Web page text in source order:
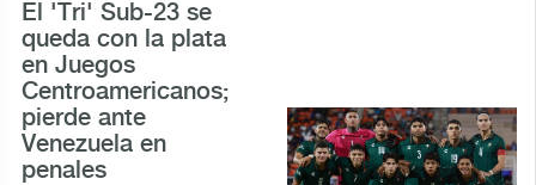
El 'Tri' Sub-23 se
queda con la plata
en Juegos
Centroamericanos;
pierde ante
Venezuela en
penales